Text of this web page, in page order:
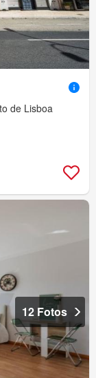
de Lisboa
12 Fotos